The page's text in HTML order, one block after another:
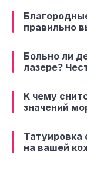
правильно
Больно ли
лазере?
К чему
значений
Татуировка
на вашей